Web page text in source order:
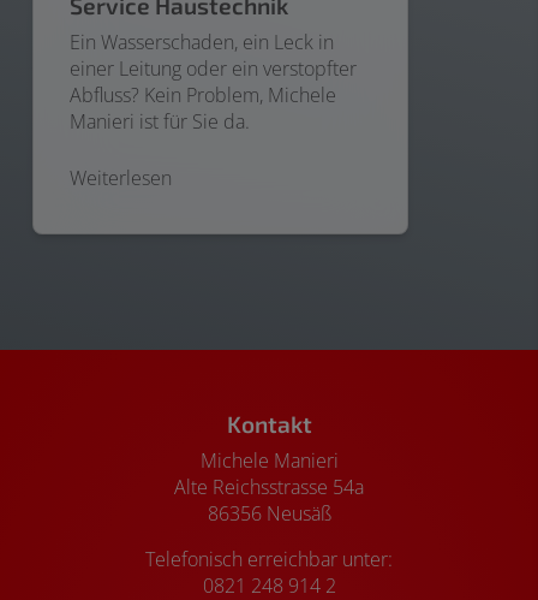
Ein Wasserschaden, ein Leck in
einer Leitung oder ein verstopfter
Abfluss? Kein Problem, Michele
Manieri ist für Sie da.
Weiterlesen
Footer - Kontaktdaten und Öffnungszeiten
Kontakt
Michele Manieri
Alte Reichsstrasse 54a
86356 Neusäß
Telefonisch erreichbar unter:
0821 248 914 2